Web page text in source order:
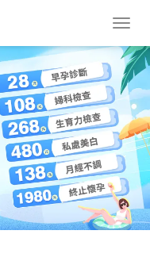
導
菜
單